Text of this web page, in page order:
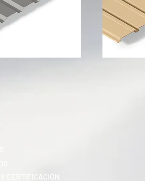
Y CERTIFICACIÓN